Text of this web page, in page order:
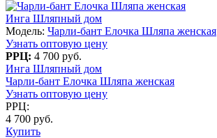
Инга Шляпный дом
Модель: Чарли-бант Елочка Шляпа женская
Узнать оптовую цену
РРЦ: 4 700 руб.
Инга Шляпный дом
Чарли-бант Елочка Шляпа женская
Узнать оптовую цену
РРЦ:
4 700 руб.
Купить